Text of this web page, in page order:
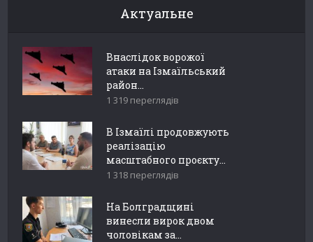
Актуальне
Внаслідок ворожої
атаки на Ізмаїльський
район...
1 319 переглядів
В Ізмаїлі продовжують
реалізацію
масштабного проєкту...
1 318 переглядів
На Болградщині
винесли вирок двом
чоловікам за...